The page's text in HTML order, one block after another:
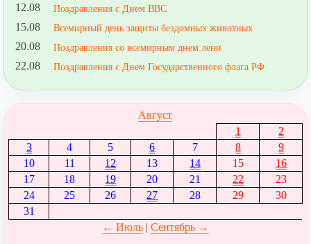
12.08 Поздравления с Днем ВВС
15.08 Всемирный день защиты бездомных животных
20.08 Поздравления со всемирным днем лени
22.08 Поздравления с Днем Государственного флага РФ
Август
1
2
3
4 5 6 7 8
9
10
11 12 13 14 15
16
17
18 19 20 21 22
23
24
25 26 27 28 29
30
31
← Июль| Сентябрь →